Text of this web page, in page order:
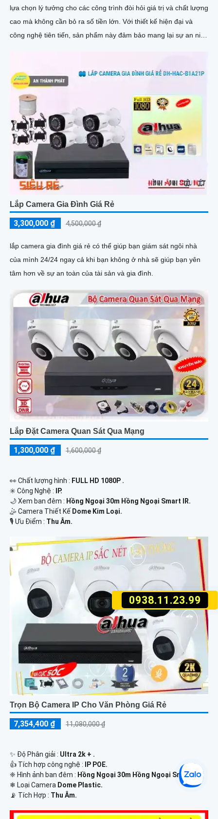
0938.11.23.99
lựa chọn lý tưởng cho các công trình đòi hỏi giá trị và chất lượng
cao mà không cần bỏ ra số tiền lớn. Với thiết kế hiện đại và
công nghệ tiên tiến, sản phẩm này đảm bảo mang lại sự an ninh
Lắp Camera Gia Đình Giá Rẻ
3,300,000 ₫ 4,500,000 ₫
lắp camera gia đình giá rẻ có thể giúp bạn giám sát ngôi nhà
của mình 24/24 ngay cả khi bạn không ở nhà sẽ giúp bạn yên
tâm hơn về sự an toàn của tài sản và gia đình.
Lắp Đặt Camera Quan Sát Qua Mạng
1,300,000 ₫ 1,600,000 ₫
️👀 Chất lượng hình : FULL HD 1080P .
✳️ Công Nghệ :
IP.
🌙 Xem ban đêm : Hồng Ngoại 30m Hồng Ngoại Smart IR.
🤹 Camera Thiết Kế Dome Kim Loại.
️🎙 Ưu Điểm : Thu Âm.
Trọn Bộ Camera IP Cho Văn Phòng Giá Rẻ
7,354,400 ₫ 11,080,000 ₫
✨ Độ Phân giải : Ultra 2k + .
👍 Tích hợp công nghệ :
IP POE.
❈ Hình ảnh ban đêm : Hồng Ngoại 30m Hồng Ngoại Smart IR.
❄ Loại Camera Dome Plastic.
️📡 Tích Hợp : Thu Âm.